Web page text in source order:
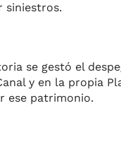
siniestros.
se gestó el
y en la propia
ese patrimonio.